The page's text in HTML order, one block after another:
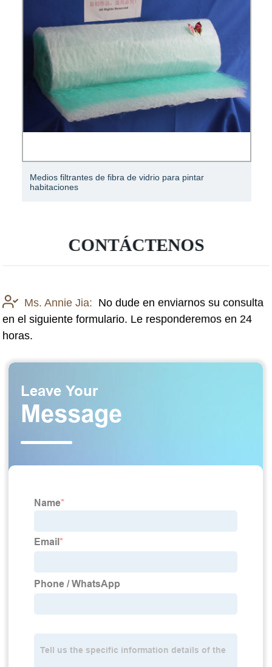
Medios filtrantes de fibra de vidrio para pintar
habitaciones
CONTÁCTENOS
Ms. Annie Jia: No dude en enviarnos su consulta
en el siguiente formulario. Le responderemos en 24
horas.